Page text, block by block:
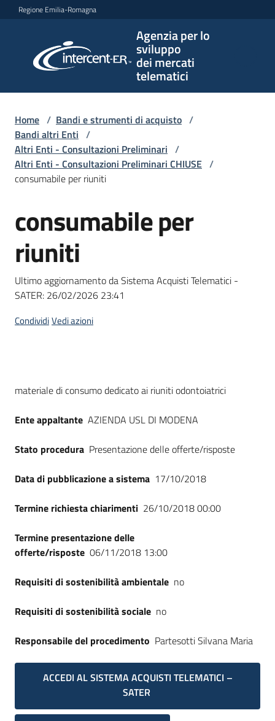
Vai al contenuto
Vai alla navigazione
Vai al footer
Regione Emilia-Romagna
Agenzia per lo
sviluppo
dei mercati
telematici
per lo
sviluppo
telematici
L'Agenzia
Bandi
strumenti
acquisto
telematiche
site
Seguici
Home / Bandi e strumenti di acquisto /
Bandi altri Enti /
Altri Enti - Consultazioni Preliminari /
Altri Enti - Consultazioni Preliminari CHIUSE /
consumabile per riuniti
consumabile per
riuniti
Ultimo aggiornamento da Sistema Acquisti Telematici -
SATER: 26/02/2026 23:41
CondividiVedi azioni
Dati del bando
materiale di consumo dedicato ai riuniti odontoiatrici
Ente appaltante AZIENDA USL DI MODENA
Stato procedura Presentazione delle offerte/risposte
Data di pubblicazione a sistema 17/10/2018
Termine richiesta chiarimenti 26/10/2018 00:00
Termine presentazione delle
offerte/risposte 06/11/2018 13:00
Requisiti di sostenibilità ambientale no
Requisiti di sostenibilità sociale no
Responsabile del procedimento Partesotti Silvana Maria
ACCEDI AL SISTEMA ACQUISTI TELEMATICI –
SATER